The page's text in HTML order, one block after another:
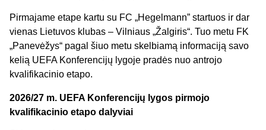
Pirmajame etape kartu su FC „Hegelmann” startuos ir dar
vienas Lietuvos klubas – Vilniaus „Žalgiris“. Tuo metu FK
„Panevėžys“ pagal šiuo metu skelbiamą informaciją savo
kelią UEFA Konferencijų lygoje pradės nuo antrojo
kvalifikacinio etapo.
2026/27 m. UEFA Konferencijų lygos pirmojo
kvalifikacinio etapo dalyviai